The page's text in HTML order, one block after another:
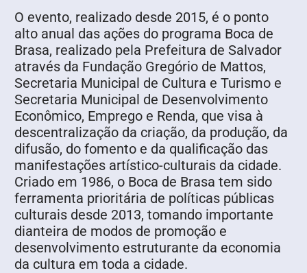
O evento, realizado desde 2015, é o ponto
alto anual das ações do programa Boca de
Brasa, realizado pela Prefeitura de Salvador
através da Fundação Gregório de Mattos,
Secretaria Municipal de Cultura e Turismo e
Secretaria Municipal de Desenvolvimento
Econômico, Emprego e Renda, que visa à
descentralização da criação, da produção, da
difusão, do fomento e da qualificação das
manifestações artístico-culturais da cidade.
Criado em 1986, o Boca de Brasa tem sido
ferramenta prioritária de políticas públicas
culturais desde 2013, tomando importante
dianteira de modos de promoção e
desenvolvimento estruturante da economia
da cultura em toda a cidade.